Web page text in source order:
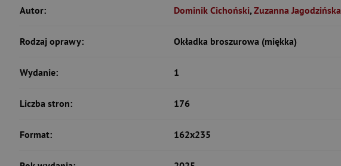
Autor: Dominik Cichoński,Zuzanna Jagodzińska
Rodzaj oprawy: Okładka broszurowa (miękka)
Wydanie: 1
Liczba stron: 176
Format: 162x235